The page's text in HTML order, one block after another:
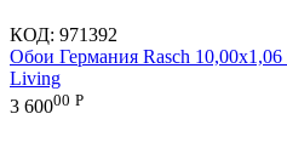
КОД: 971392
Обои Германия Rasch
Living
3 60000 Р